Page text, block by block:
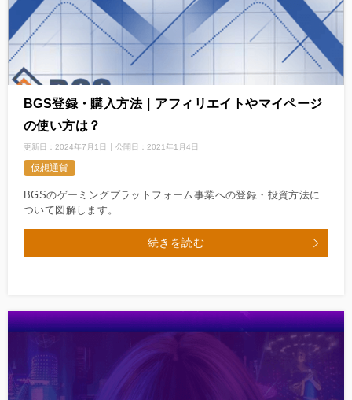
BGS登録・購入方法｜アフィリエイトやマイページ
の使い方は？
更新日： 2024年7月1日 公開日： 2021年1月4日
仮想通貨
BGSのゲーミングプラットフォーム事業への登録・投資方法に
ついて図解します。
続きを読む